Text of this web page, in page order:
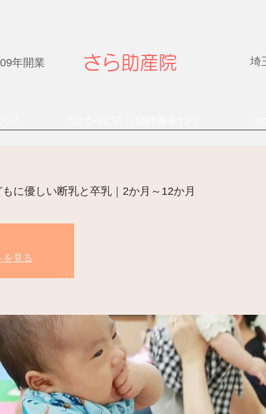
年開業 さら助産院 埼
に優しい断乳と卒乳｜2か月～12か月
を見る